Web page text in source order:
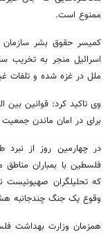
ممنوع است.
کمیسر حقوق بشر سازمان
اسرائیل منجر به تخریب
ملل در غزه شده و تلفات
وی تاکید کرد: قوانین بین
برای در امان ماندن
در چهارمین روز از نبرد
فلسطین با بمباران
که تحلیلگران
وقوع یک جنگ چندجانبه